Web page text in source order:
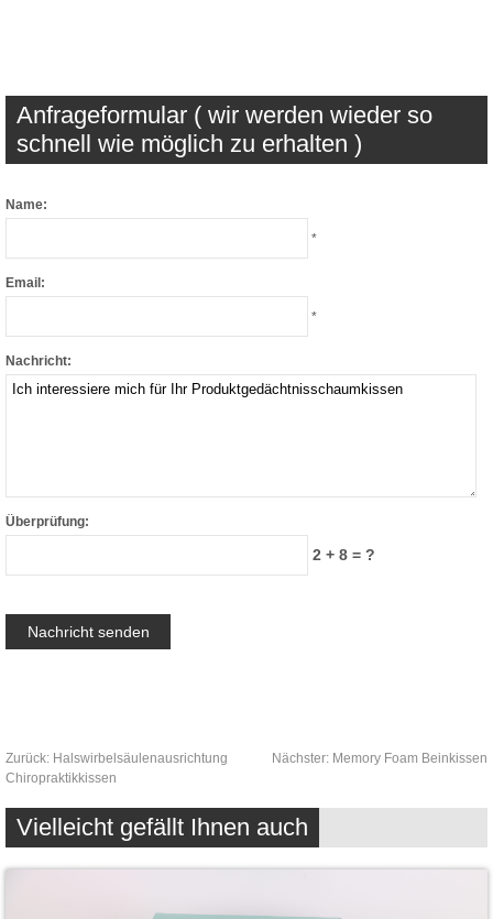
Anfrageformular ( wir werden wieder so
schnell wie möglich zu erhalten )
Name:
*
Email:
*
Nachricht:
Überprüfung:
2 + 8 = ?
Zurück: Halswirbelsäulenausrichtung
Chiropraktikkissen
Nächster: Memory Foam Beinkissen
Vielleicht gefällt Ihnen auch